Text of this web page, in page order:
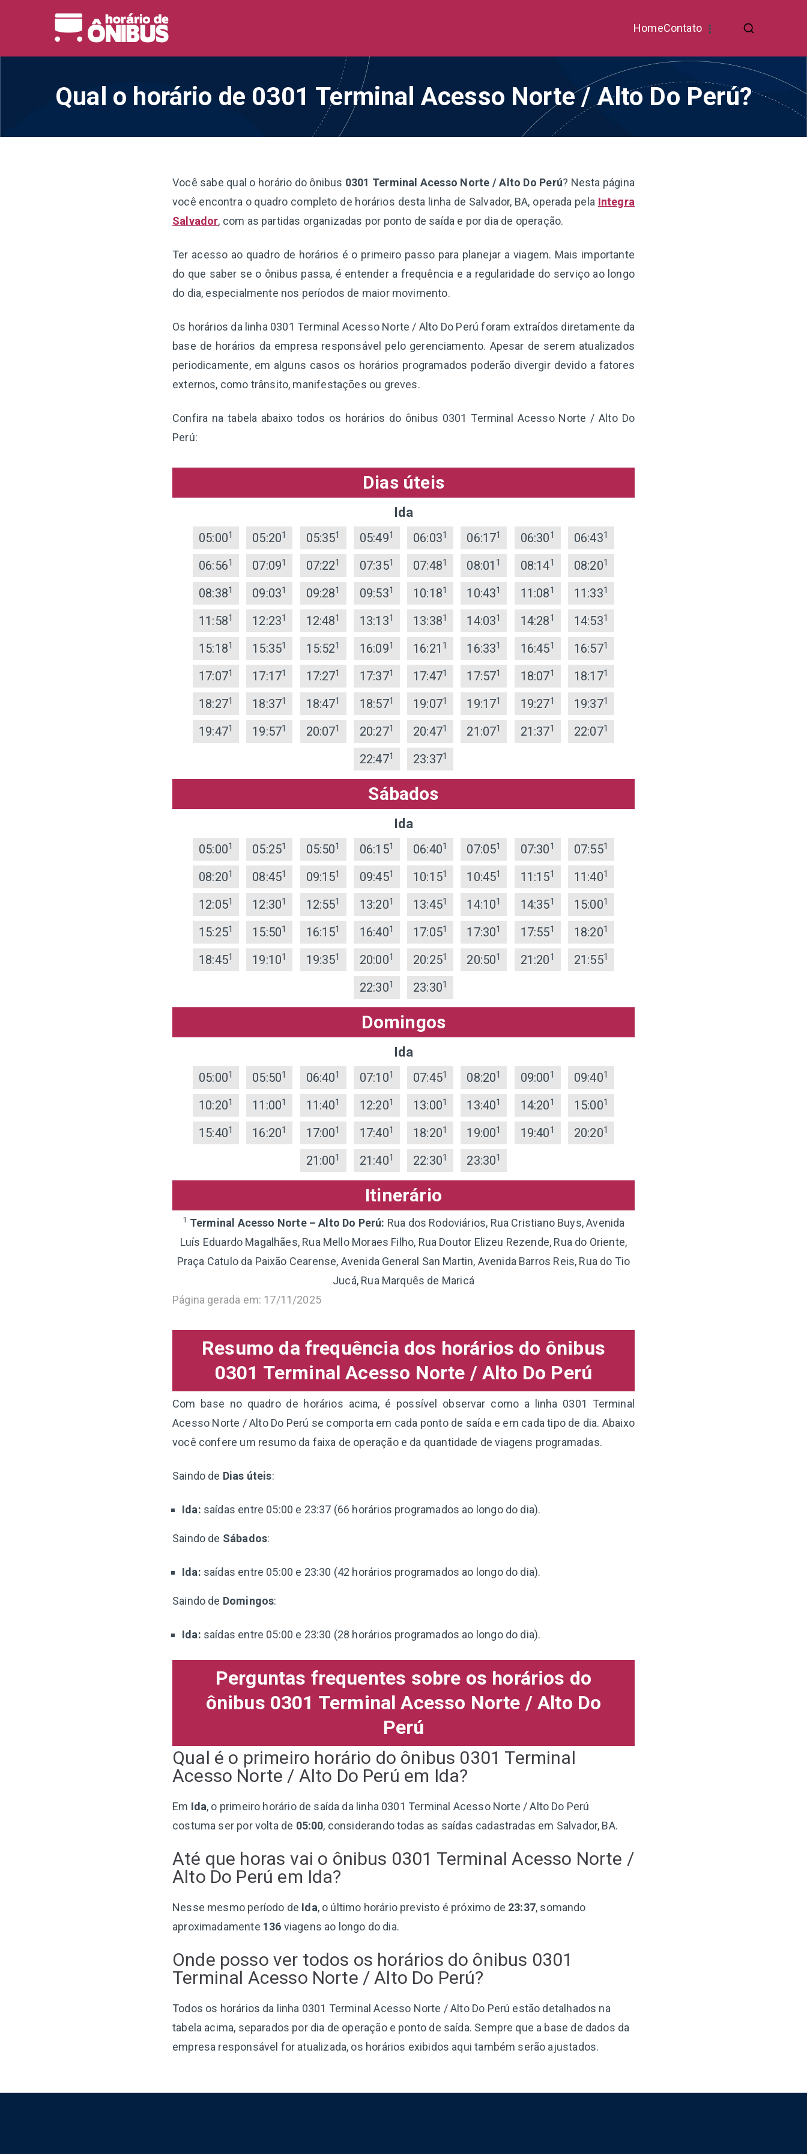
HomeContato
Qual o horário de 0301 Terminal Acesso Norte / Alto Do Perú?
Você sabe qual o horário do ônibus 0301 Terminal Acesso Norte / Alto Do Perú? Nesta página
você encontra o quadro completo de horários desta linha de Salvador, BA, operada pela Integra
Salvador, com as partidas organizadas por ponto de saída e por dia de operação.
Ter acesso ao quadro de horários é o primeiro passo para planejar a viagem. Mais importante
do que saber se o ônibus passa, é entender a frequência e a regularidade do serviço ao longo
do dia, especialmente nos períodos de maior movimento.
Os horários da linha 0301 Terminal Acesso Norte / Alto Do Perú foram extraídos diretamente da
base de horários da empresa responsável pelo gerenciamento. Apesar de serem atualizados
periodicamente, em alguns casos os horários programados poderão divergir devido a fatores
externos, como trânsito, manifestações ou greves.
Confira na tabela abaixo todos os horários do ônibus 0301 Terminal Acesso Norte / Alto Do
Perú:
Dias úteis
Ida
05:001 05:201 05:351 05:491 06:031 06:171 06:301 06:431
06:561 07:091 07:221 07:351 07:481 08:01 1 08:141 08:201
08:381 09:031 09:281 09:531 10:181 10:431 11:081 11:331
11:581 12:231 12:481 13:131 13:381 14:031 14:281 14:531
15:181 15:351 15:521 16:091 16:21 1 16:331 16:451 16:571
17:071 17:171 17:271 17:371 17:471 17:571 18:071 18:171
18:271 18:371 18:471 18:571 19:071 19:171 19:271 19:371
19:471 19:571 20:071 20:271 20:471 21:071 21:371 22:071
22:471 23:371
Sábados
Ida
05:001 05:251 05:501 06:151 06:401 07:051 07:301 07:551
08:201 08:451 09:151 09:451 10:151 10:451 11:151 11:401
12:051 12:301 12:551 13:201 13:451 14:101 14:351 15:001
15:251 15:501 16:151 16:401 17:051 17:301 17:551 18:201
18:451 19:101 19:351 20:001 20:251 20:501 21:201 21:551
22:301 23:301
Domingos
Ida
05:001 05:501 06:401 07:101 07:451 08:201 09:001 09:401
10:201 11:001 11:401 12:201 13:001 13:401 14:201 15:001
15:401 16:201 17:001 17:401 18:201 19:001 19:401 20:201
21:001 21:401 22:301 23:301
Itinerário
1 Terminal Acesso Norte – Alto Do Perú: Rua dos Rodoviários, Rua Cristiano Buys, Avenida
Luís Eduardo Magalhães, Rua Mello Moraes Filho, Rua Doutor Elizeu Rezende, Rua do Oriente,
Praça Catulo da Paixão Cearense, Avenida General San Martin, Avenida Barros Reis, Rua do Tio
Jucá, Rua Marquês de Maricá
Página gerada em: 17/11/2025
Resumo da frequência dos horários do ônibus
0301 Terminal Acesso Norte / Alto Do Perú
Com base no quadro de horários acima, é possível observar como a linha 0301 Terminal
Acesso Norte / Alto Do Perú se comporta em cada ponto de saída e em cada tipo de dia. Abaixo
você confere um resumo da faixa de operação e da quantidade de viagens programadas.
Saindo de Dias úteis:
Ida: saídas entre 05:00 e 23:37 (66 horários programados ao longo do dia).
Saindo de Sábados:
Ida: saídas entre 05:00 e 23:30 (42 horários programados ao longo do dia).
Saindo de Domingos:
Ida: saídas entre 05:00 e 23:30 (28 horários programados ao longo do dia).
Perguntas frequentes sobre os horários do
ônibus 0301 Terminal Acesso Norte / Alto Do
Perú
Qual é o primeiro horário do ônibus 0301 Terminal
Acesso Norte / Alto Do Perú em Ida?
Em Ida, o primeiro horário de saída da linha 0301 Terminal Acesso Norte / Alto Do Perú
costuma ser por volta de 05:00, considerando todas as saídas cadastradas em Salvador, BA.
Até que horas vai o ônibus 0301 Terminal Acesso Norte /
Alto Do Perú em Ida?
Nesse mesmo período de Ida, o último horário previsto é próximo de 23:37, somando
aproximadamente 136 viagens ao longo do dia.
Onde posso ver todos os horários do ônibus 0301
Terminal Acesso Norte / Alto Do Perú?
Todos os horários da linha 0301 Terminal Acesso Norte / Alto Do Perú estão detalhados na
tabela acima, separados por dia de operação e ponto de saída. Sempre que a base de dados da
empresa responsável for atualizada, os horários exibidos aqui também serão ajustados.